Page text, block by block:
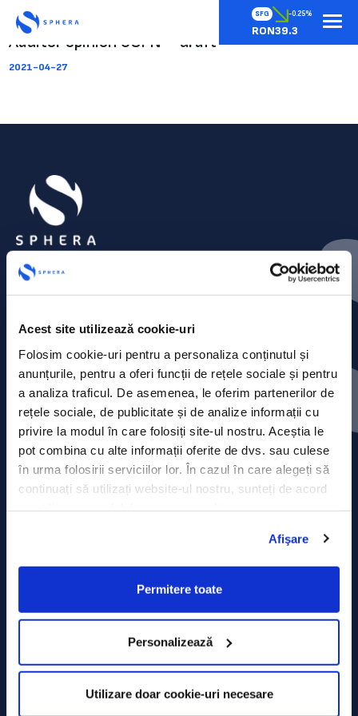
Acest site utilizează cookie-uri
Folosim cookie-uri pentru a personaliza conținutul și
anunțurile, pentru a oferi funcții de rețele sociale și pentru
a analiza traficul. De asemenea, le oferim partenerilor de
rețele sociale, de publicitate și de analize informații cu
privire la modul în care folosiți site-ul nostru. Aceștia le
pot combina cu alte informații oferite de dvs. sau culese
în urma folosirii serviciilor lor. În cazul în care alegeți să
continuați să utilizați website-ul nostru, sunteți de acord
Afişare
Permitere toate
Personalizează
Utilizare doar cookie-uri necesare
SFG -0.25%
RON39.3
Auditor opinion USFN – draft
2021-04-27
Press releases
Privacy Policy
Contact
Data Processing policy
Cookie policy